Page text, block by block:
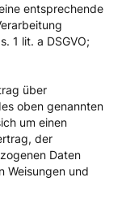
entsprechende
1 lit. a DSGVO;
über
oben genannten
um einen
der
Daten
Weisungen und